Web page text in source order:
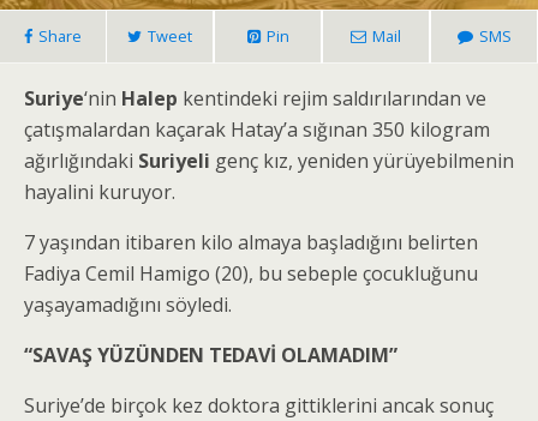
Share Tweet Pin Mail SMS
Suriye‘nin Halep kentindeki rejim saldırılarından ve
çatışmalardan kaçarak Hatay’a sığınan 350 kilogram
ağırlığındaki Suriyeli genç kız, yeniden yürüyebilmenin
hayalini kuruyor.
7 yaşından itibaren kilo almaya başladığını belirten
Fadiya Cemil Hamigo (20), bu sebeple çocukluğunu
yaşayamadığını söyledi.
“SAVAŞ YÜZÜNDEN TEDAVİ OLAMADIM”
Suriye’de birçok kez doktora gittiklerini ancak sonuç